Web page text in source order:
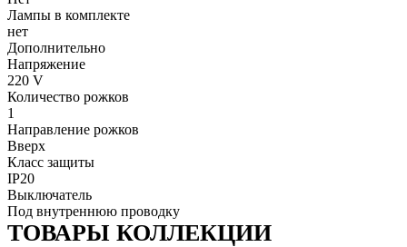
Лампы в комплекте
нет
Дополнительно
Напряжение
220 V
Количество рожков
1
Направление рожков
Вверх
Класс защиты
IP20
Выключатель
Под внутреннюю проводку
ТОВАРЫ КОЛЛЕКЦИИ